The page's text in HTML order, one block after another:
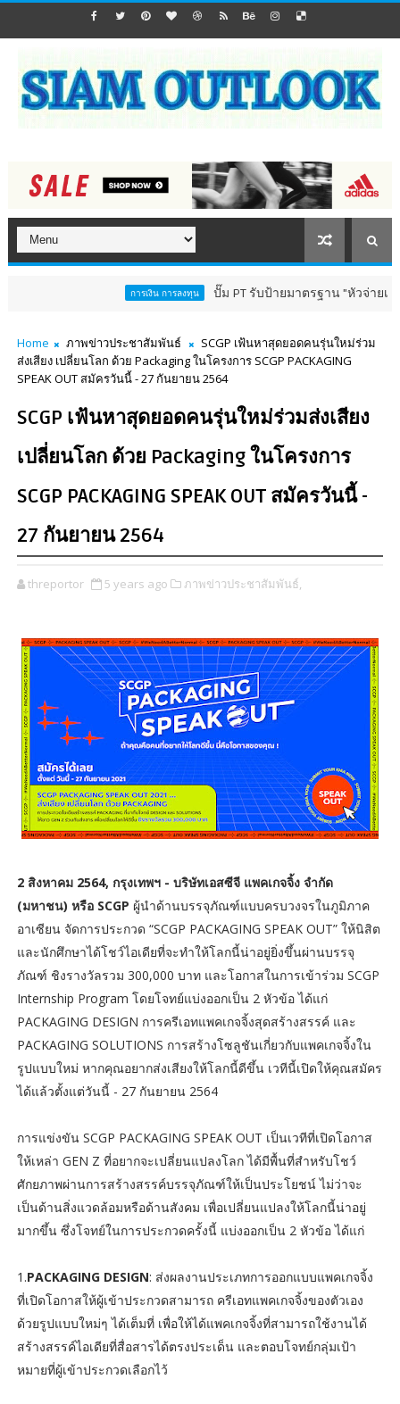
การเงิน การลงทุน ปั๊ม PT รับป้ายมาตรฐาน "หัวจ่ายเชื้อเพลิงสี
Home ภาพข่าวประชาสัมพันธ์
SCGP เฟ้นหาสุดยอดคนรุ่นใหม่ร่วม
ส่งเสียง เปลี่ยนโลก ด้วย Packaging ในโครงการ SCGP PACKAGING
SPEAK OUT สมัครวันนี้ - 27 กันยายน 2564
SCGP เฟ้นหาสุดยอดคนรุ่นใหม่ร่วมส่งเสียง
เปลี่ยนโลก ด้วย Packaging ในโครงการ
SCGP PACKAGING SPEAK OUT สมัครวันนี้ -
27 กันยายน 2564
threportor 5 years ago ภาพข่าวประชาสัมพันธ์,
2 สิงหาคม 2564, กรุงเทพฯ - บริษัทเอสซีจี แพคเกจจิ้ง จำกัด
(มหาชน) หรือ SCGP ผู้นำด้านบรรจุภัณฑ์แบบครบวงจรในภูมิภาค
อาเซียน จัดการประกวด “SCGP PACKAGING SPEAK OUT” ให้นิสิต
และนักศึกษาได้โชว์ไอเดียที่จะทำให้โลกนี้น่าอยู่ยิ่งขึ้นผ่านบรรจุ
ภัณฑ์ ชิงรางวัลรวม 300,000 บาท และโอกาสในการเข้าร่วม SCGP
Internship Program โดยโจทย์แบ่งออกเป็น 2 หัวข้อ ได้แก่
PACKAGING DESIGN การครีเอทแพคเกจจิ้งสุดสร้างสรรค์ และ
PACKAGING SOLUTIONS การสร้างโซลูชันเกี่ยวกับแพคเกจจิ้งใน
รูปแบบใหม่ หากคุณอยากส่งเสียงให้โลกนี้ดีขึ้น เวทีนี้เปิดให้คุณสมัคร
ได้แล้วตั้งแต่วันนี้ - 27 กันยายน 2564
การแข่งขัน SCGP PACKAGING SPEAK OUT เป็นเวทีที่เปิดโอกาส
ให้เหล่า GEN Z ที่อยากจะเปลี่ยนแปลงโลก ได้มีพื้นที่สำหรับโชว์
ศักยภาพผ่านการสร้างสรรค์บรรจุภัณฑ์ให้เป็นประโยชน์ ไม่ว่าจะ
เป็นด้านสิ่งแวดล้อมหรือด้านสังคม เพื่อเปลี่ยนแปลงให้โลกนี้น่าอยู่
มากขึ้น ซึ่งโจทย์ในการประกวดครั้งนี้ แบ่งออกเป็น 2 หัวข้อ ได้แก่
1.PACKAGING DESIGN: ส่งผลงานประเภทการออกแบบแพคเกจจิ้ง
ที่เปิดโอกาสให้ผู้เข้าประกวดสามารถ ครีเอทแพคเกจจิ้งของตัวเอง
ด้วยรูปแบบใหม่ๆ ได้เต็มที่ เพื่อให้ได้แพคเกจจิ้งที่สามารถใช้งานได้
สร้างสรรค์ไอเดียที่สื่อสารได้ตรงประเด็น และตอบโจทย์กลุ่มเป้า
หมายที่ผู้เข้าประกวดเลือกไว้